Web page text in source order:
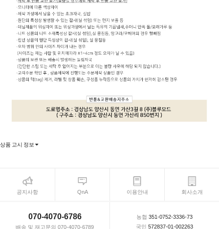
상품 고시 정보
공지사항 QnA 이용안내 회사소개
070-4070-6786
배송 및 재고문의 070-4070-6789
농협 351-0752-3336-73
국민 572837-01-002263